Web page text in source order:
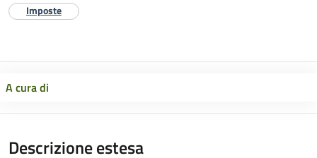
Imposte
A cura di
Descrizione estesa